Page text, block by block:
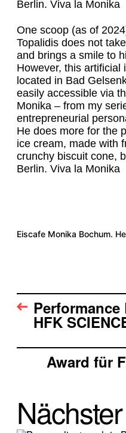
Berlin. Viva la Monika
One scoop (as of
Topalidis does not
and brings a smile to
However, this artificial
located in Bad
easily accessible via
Monika – from my
entrepreneurial
He does more for the
ice cream, made with
crunchy biscuit cone,
Berlin. Viva la Monika
Eiscafe Monika Bochum.
Performance
HFK
Award für